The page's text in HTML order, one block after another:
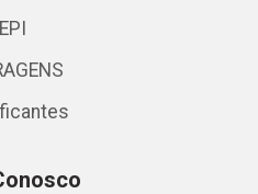
EPI